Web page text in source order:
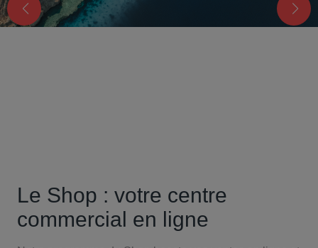
Le Shop : votre centre
commercial en ligne